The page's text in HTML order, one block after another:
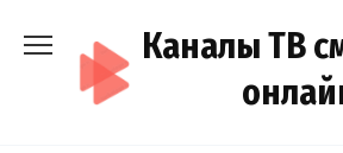
содержанию
Каналы ТВ